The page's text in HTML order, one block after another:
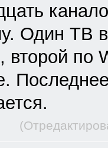
Один ТВ
второй по